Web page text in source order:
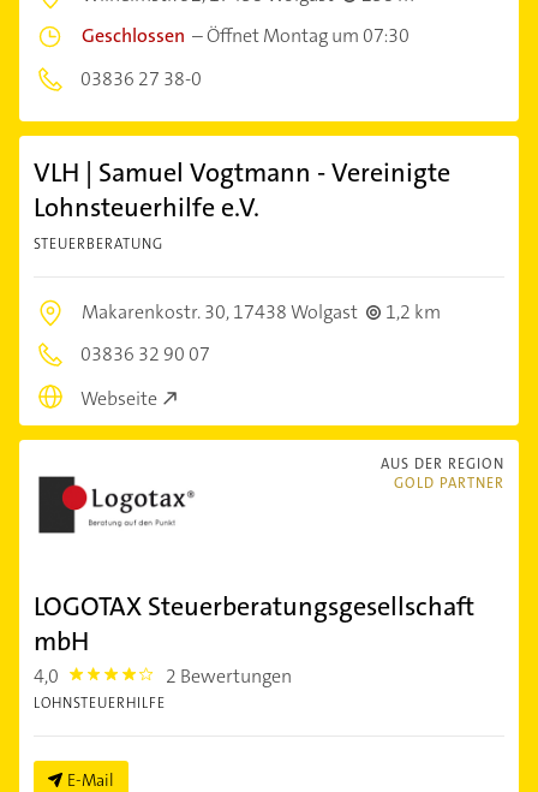
Geschlossen –Öffnet Montag um 07:30
03836 27 38-0
VLH | Samuel Vogtmann - Vereinigte
Lohnsteuerhilfe e.V.
STEUERBERATUNG
Makarenkostr. 30,17438 Wolgast
1,2 km
03836 32 90 07
Webseite
AUS DER REGION
GOLD PARTNER
LOGOTAX Steuerberatungsgesellschaft
mbH
4,0 4.0 2 Bewertungen
LOHNSTEUERHILFE
E-Mail